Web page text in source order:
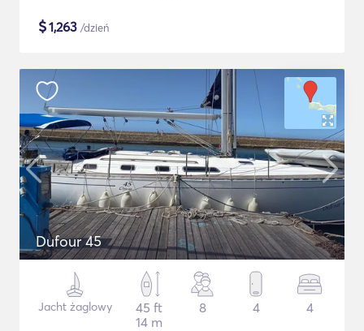
$1,263 /dzień
Dufour 45
Jacht żaglowy
45 ft
14 m
8 4 4